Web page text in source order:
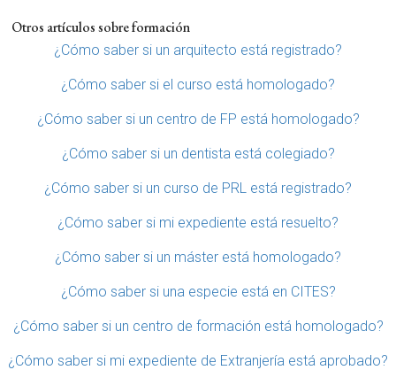
Otros artículos sobre formación
¿Cómo saber si un arquitecto está registrado?
¿Cómo saber si el curso está homologado?
¿Cómo saber si un centro de FP está homologado?
¿Cómo saber si un dentista está colegiado?
¿Cómo saber si un curso de PRL está registrado?
¿Cómo saber si mi expediente está resuelto?
¿Cómo saber si un máster está homologado?
¿Cómo saber si una especie está en CITES?
¿Cómo saber si un centro de formación está homologado?
¿Cómo saber si mi expediente de Extranjería está aprobado?